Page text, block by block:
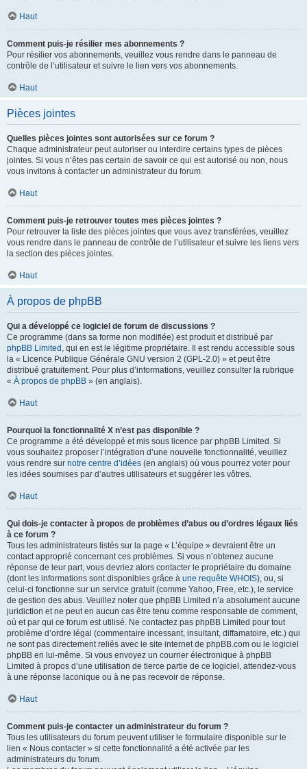
Haut
Comment puis-je résilier mes abonnements ?
Pour résilier vos abonnements, veuillez vous rendre dans le panneau de
contrôle de l’utilisateur et suivre le lien vers vos abonnements.
Haut
Pièces jointes
Quelles pièces jointes sont autorisées sur ce forum ?
Chaque administrateur peut autoriser ou interdire certains types de pièces
jointes. Si vous n’êtes pas certain de savoir ce qui est autorisé ou non, nous
vous invitons à contacter un administrateur du forum.
Haut
Comment puis-je retrouver toutes mes pièces jointes ?
Pour retrouver la liste des pièces jointes que vous avez transférées, veuillez
vous rendre dans le panneau de contrôle de l’utilisateur et suivre les liens vers
la section des pièces jointes.
Haut
À propos de phpBB
Qui a développé ce logiciel de forum de discussions ?
Ce programme (dans sa forme non modifiée) est produit et distribué par
phpBB Limited , qui en est le légitime propriétaire. Il est rendu accessible sous
la « Licence Publique Générale GNU version 2 (GPL-2.0) » et peut être
distribué gratuitement. Pour plus d’informations, veuillez consulter la rubrique
« À propos de phpBB » (en anglais).
Haut
Pourquoi la fonctionnalité X n’est pas disponible ?
Ce programme a été développé et mis sous licence par phpBB Limited. Si
vous souhaitez proposer l’intégration d’une nouvelle fonctionnalité, veuillez
vous rendre sur notre centre d’idées (en anglais) où vous pourrez voter pour
les idées soumises par d’autres utilisateurs et suggérer les vôtres.
Haut
Qui dois-je contacter à propos de problèmes d’abus ou d’ordres légaux liés
à ce forum ?
Tous les administrateurs listés sur la page « L’équipe » devraient être un
contact approprié concernant ces problèmes. Si vous n’obtenez aucune
réponse de leur part, vous devriez alors contacter le propriétaire du domaine
(dont les informations sont disponibles grâce à une requête WHOIS), ou, si
celui-ci fonctionne sur un service gratuit (comme Yahoo, Free, etc.), le service
de gestion des abus. Veuillez noter que phpBB Limited n’a absolument aucune
juridiction et ne peut en aucun cas être tenu comme responsable de comment,
où et par qui ce forum est utilisé. Ne contactez pas phpBB Limited pour tout
problème d’ordre légal (commentaire incessant, insultant, diffamatoire, etc.) qui
ne sont pas directement reliés avec le site internet de phpBB.com ou le logiciel
phpBB en lui-même. Si vous envoyez un courrier électronique à phpBB
Limited à propos d’une utilisation de tierce partie de ce logiciel, attendez-vous
à une réponse laconique ou à ne pas recevoir de réponse.
Haut
Comment puis-je contacter un administrateur du forum ?
Tous les utilisateurs du forum peuvent utiliser le formulaire disponible sur le
lien « Nous contacter » si cette fonctionnalité a été activée par les
administrateurs du forum.